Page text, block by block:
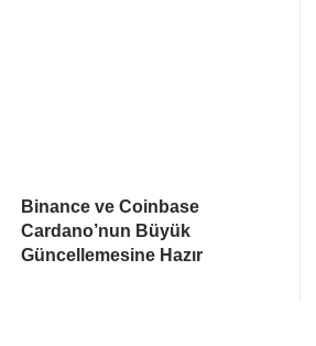
Binance ve Coinbase
Cardano’nun Büyük
Güncellemesine Hazır